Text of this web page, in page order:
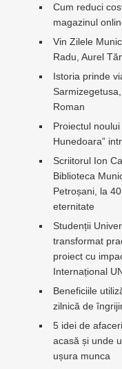
Cum reduci
magazinul
Vin Zilele
Radu, Aurel
Istoria prinde
Roman
Proiectul
Hunedoara”
Scriitorul Ion
Biblioteca
Petroșani, la
eternitate
Studenții
transformat
proiect cu
Internațional
Beneficiile
zilnică de
5 idei de
acasă și unde
ușura munca